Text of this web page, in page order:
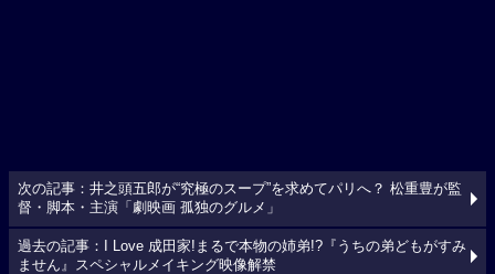
次の記事：井之頭五郎が“究極のスープ”を求めてパリへ？ 松重豊が監
督・脚本・主演「劇映画 孤独のグルメ」
過去の記事：I Love 成田家!まるで本物の姉弟!?『うちの弟どもがすみ
ません』スペシャルメイキング映像解禁